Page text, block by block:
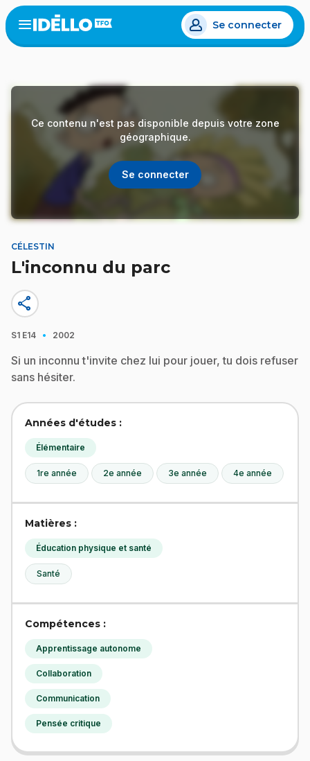
Aller
au
contenu
Open
menu
Se connecter
Ce contenu n'est pas disponible depuis votre zone
géographique.
Se connecter
CÉLESTIN
L'inconnu du parc
share
S1 E14 · 2002
Si un inconnu t'invite chez lui pour jouer, tu dois refuser
sans hésiter.
Années d'études :
Élémentaire
1re année 2e année 3e année 4e année
Matières :
Éducation physique et santé
Santé
Compétences :
Apprentissage autonome
Collaboration
Communication
Pensée critique